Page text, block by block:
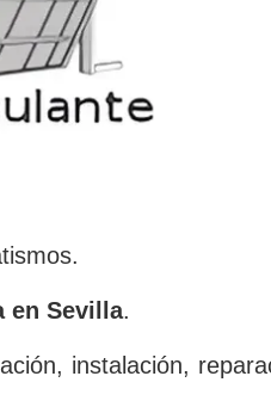
en Sevilla.
instalación,